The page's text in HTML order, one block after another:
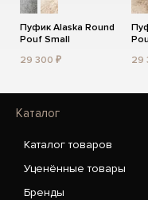
Пуфик Alaska Round
Pouf Small
29 300 ₽
29
Каталог
Каталог товаров
Уценённые товары
Бренды